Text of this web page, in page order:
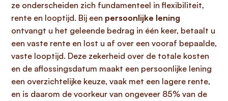
ze onderscheiden zich fundamenteel in flexibiliteit,
rente en looptijd. Bij een persoonlijke lening
ontvangt u het geleende bedrag in één keer, betaalt u
een vaste rente en lost u af over een vooraf bepaalde,
vaste looptijd. Deze zekerheid over de totale kosten
en de aflossingsdatum maakt een persoonlijke lening
een overzichtelijke keuze, vaak met een lagere rente,
en is daarom de voorkeur van ongeveer 85% van de